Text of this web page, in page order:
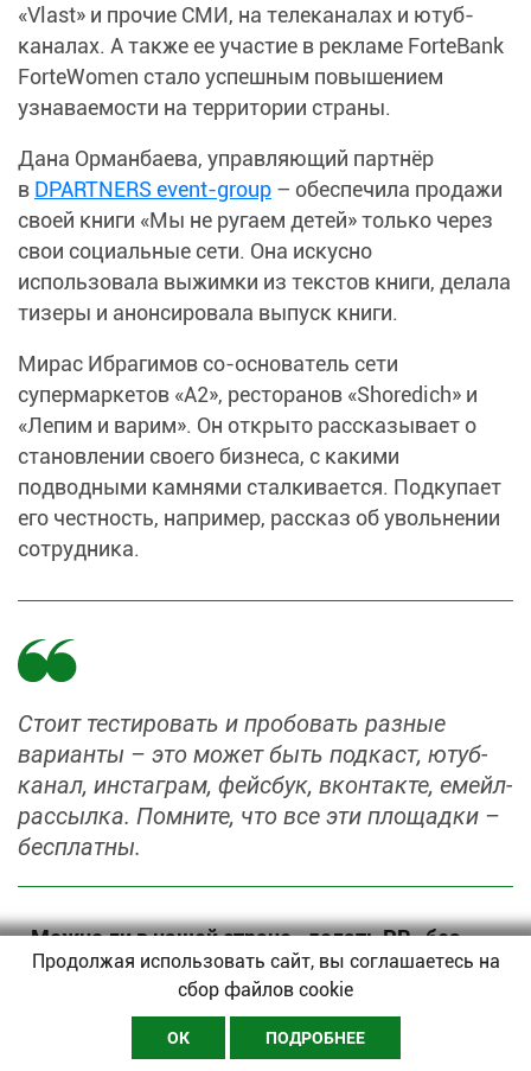
«Vlast» и прочие СМИ, на телеканалах и ютуб-
каналах. А также ее участие в рекламе ForteBank
ForteWomen стало успешным повышением
узнаваемости на территории страны.
Дана Орманбаева, управляющий партнёр
в DPARTNERS event-group – обеспечила продажи
своей книги «Мы не ругаем детей» только через
свои социальные сети. Она искусно
использовала выжимки из текстов книги, делала
тизеры и анонсировала выпуск книги.
Мирас Ибрагимов со-основатель сети
супермаркетов «А2», ресторанов «Shoredich» и
«Лепим и варим». Он открыто рассказывает о
становлении своего бизнеса, с какими
подводными камнями сталкивается. Подкупает
его честность, например, рассказ об увольнении
сотрудника.
Стоит тестировать и пробовать разные
варианты – это может быть подкаст, ютуб-
канал, инстаграм, фейсбук, вконтакте, емейл-
рассылка. Помните, что все эти площадки –
бесплатны.
- Можно ли в нашей стране «делатьPR» без
бюджета? Если да, то каким образом?
- Конечно! Стоит тестировать и пробовать
разные варианты – это может быть подкаст,
Продолжая использовать сайт, вы соглашаетесь на
сбор файлов cookie
ОК ПОДРОБНЕЕ